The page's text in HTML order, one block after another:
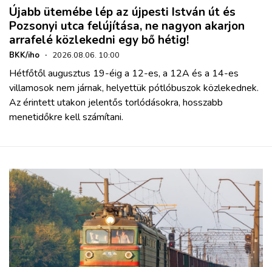
Újabb ütemébe lép az újpesti István út és
Pozsonyi utca felújítása, ne nagyon akarjon
arrafelé közlekedni egy bő hétig!
BKK/iho · 2026.08.06. 10:00
Hétfőtől augusztus 19-éig a 12-es, a 12A és a 14-es
villamosok nem járnak, helyettük pótlóbuszok közlekednek.
Az érintett utakon jelentős torlódásokra, hosszabb
menetidőkre kell számítani.